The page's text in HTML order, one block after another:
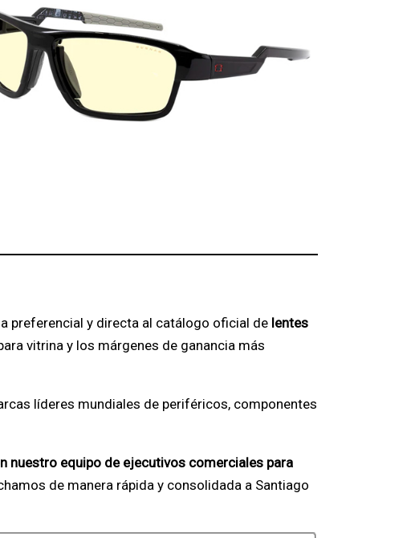
preferencial y directa al catálogo oficial de lentes
vitrina y los márgenes de ganancia más
líderes mundiales de periféricos, componentes
nuestro equipo de ejecutivos comerciales para
de manera rápida y consolidada a Santiago